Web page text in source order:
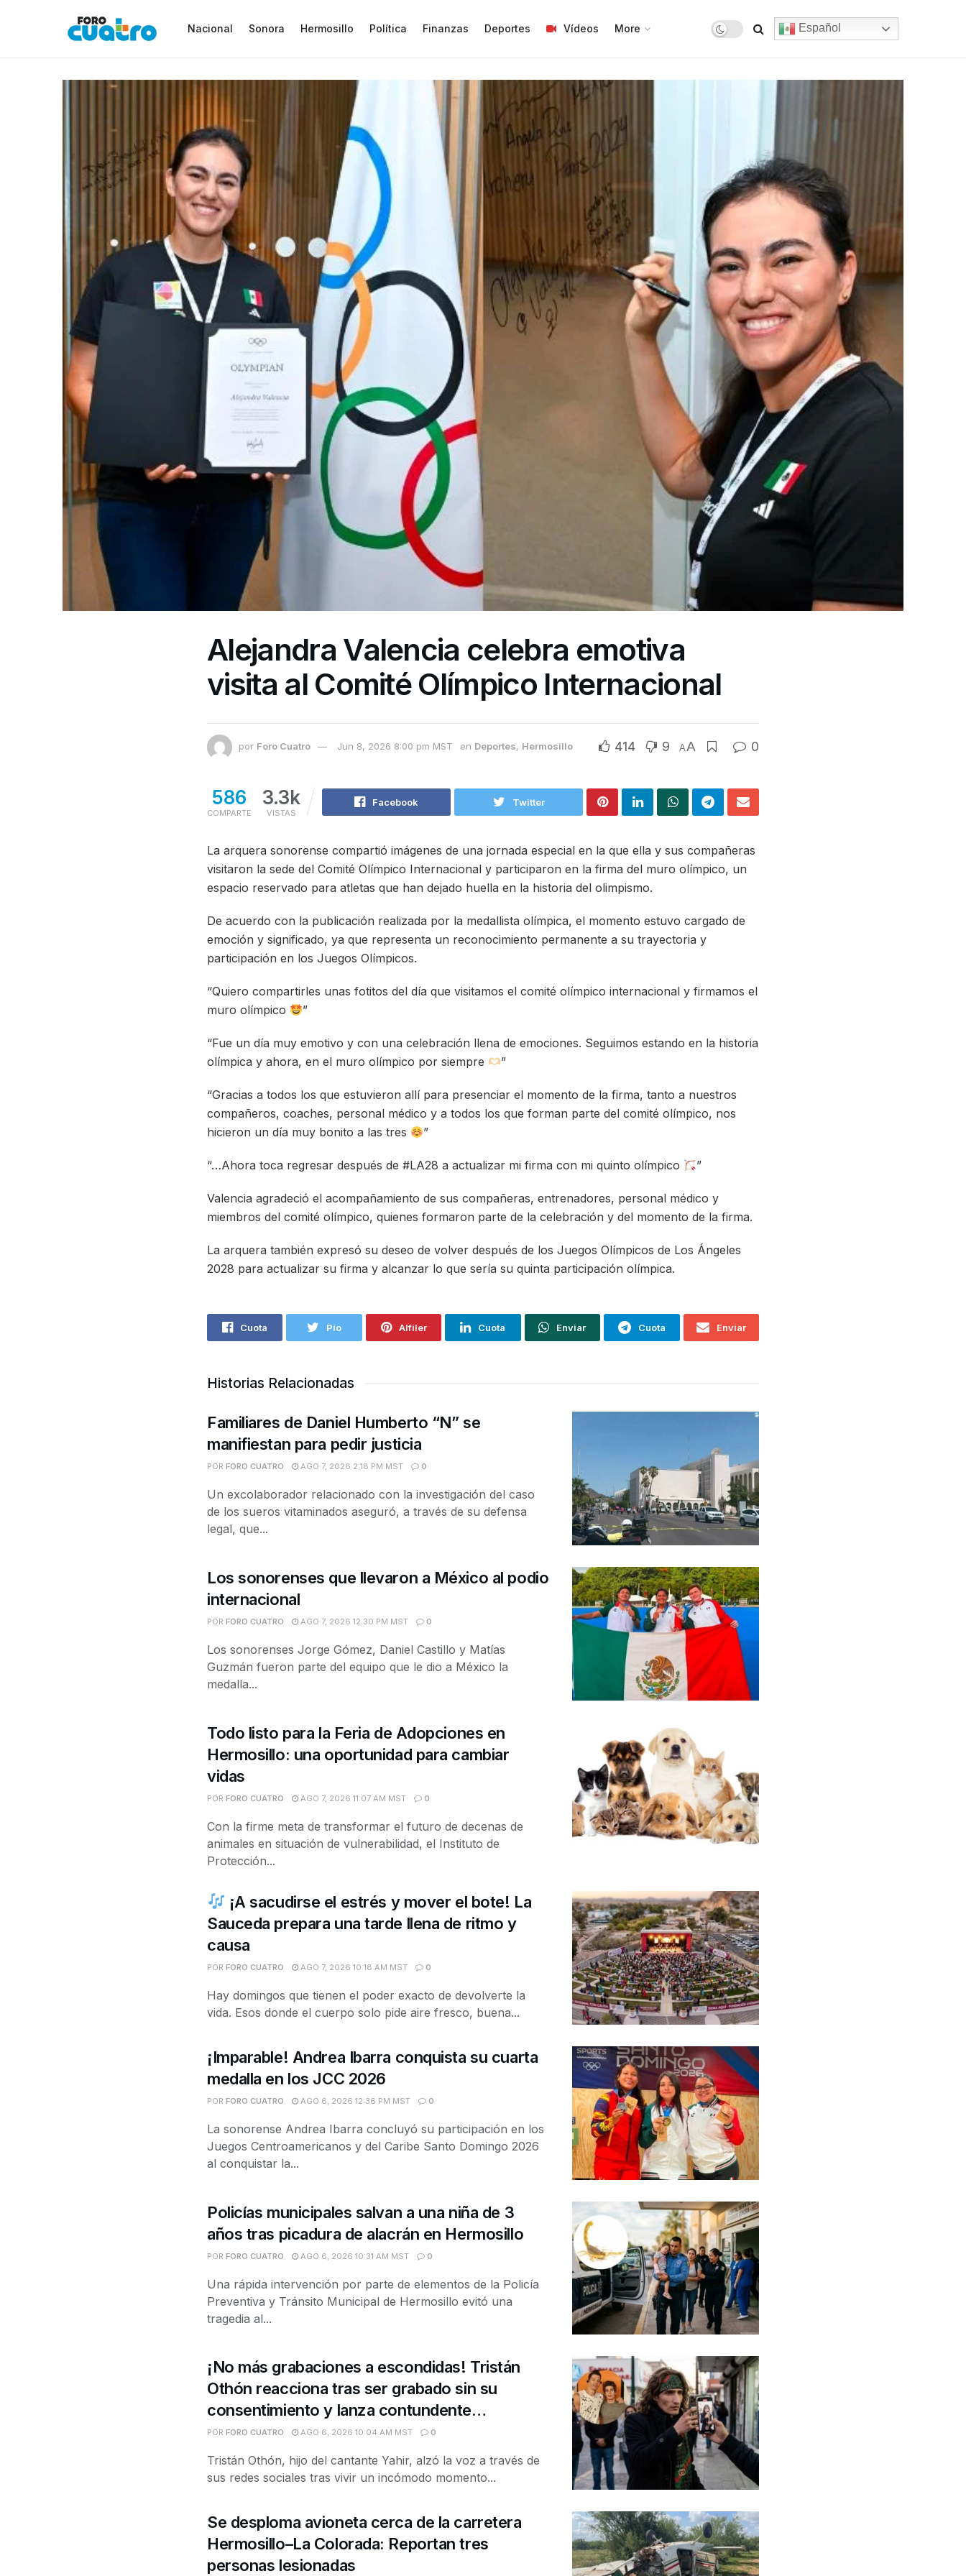
Nacional Sonora Hermosillo Política Finanzas Deportes Vídeos More Español
Alejandra Valencia celebra emotiva
visita al Comité Olímpico Internacional
por Foro Cuatro Jun 8, 2026 8:00 pm MST en Deportes, Hermosillo 414 9 AA 0
586
COMPARTE
3.3k
VISTAS
Facebook Twitter
La arquera sonorense compartió imágenes de una jornada especial en la que ella y sus compañeras
visitaron la sede del Comité Olímpico Internacional y participaron en la firma del muro olímpico, un
espacio reservado para atletas que han dejado huella en la historia del olimpismo.
De acuerdo con la publicación realizada por la medallista olímpica, el momento estuvo cargado de
emoción y significado, ya que representa un reconocimiento permanente a su trayectoria y
participación en los Juegos Olímpicos.
“Quiero compartirles unas fotitos del día que visitamos el comité olímpico internacional y firmamos el
muro olímpico
”
“Fue un día muy emotivo y con una celebración llena de emociones. Seguimos estando en la historia
olímpica y ahora, en el muro olímpico por siempre
”
“Gracias a todos los que estuvieron allí para presenciar el momento de la firma, tanto a nuestros
compañeros, coaches, personal médico y a todos los que forman parte del comité olímpico, nos
hicieron un día muy bonito a las tres
”
“…Ahora toca regresar después de #LA28 a actualizar mi firma con mi quinto olímpico ”
Valencia agradeció el acompañamiento de sus compañeras, entrenadores, personal médico y
miembros del comité olímpico, quienes formaron parte de la celebración y del momento de la firma.
La arquera también expresó su deseo de volver después de los Juegos Olímpicos de Los Ángeles
2028 para actualizar su firma y alcanzar lo que sería su quinta participación olímpica.
Cuota Pío Alfiler Cuota Enviar Cuota Enviar
Historias Relacionadas
Familiares de Daniel Humberto “N” se
manifiestan para pedir justicia
POR FORO CUATRO AGO 7, 2026 2:18 PM MST 0
Un excolaborador relacionado con la investigación del caso
de los sueros vitaminados aseguró, a través de su defensa
legal, que...
Los sonorenses que llevaron a México al podio
internacional
POR FORO CUATRO AGO 7, 2026 12:30 PM MST 0
Los sonorenses Jorge Gómez, Daniel Castillo y Matías
Guzmán fueron parte del equipo que le dio a México la
medalla...
Todo listo para la Feria de Adopciones en
Hermosillo: una oportunidad para cambiar
vidas
POR FORO CUATRO AGO 7, 2026 11:07 AM MST 0
Con la firme meta de transformar el futuro de decenas de
animales en situación de vulnerabilidad, el Instituto de
Protección...
¡A sacudirse el estrés y mover el bote! La
Sauceda prepara una tarde llena de ritmo y
causa
POR FORO CUATRO AGO 7, 2026 10:18 AM MST 0
Hay domingos que tienen el poder exacto de devolverte la
vida. Esos donde el cuerpo solo pide aire fresco, buena...
¡Imparable! Andrea Ibarra conquista su cuarta
medalla en los JCC 2026
POR FORO CUATRO AGO 6, 2026 12:36 PM MST 0
La sonorense Andrea Ibarra concluyó su participación en los
Juegos Centroamericanos y del Caribe Santo Domingo 2026
al conquistar la...
Policías municipales salvan a una niña de 3
años tras picadura de alacrán en Hermosillo
POR FORO CUATRO AGO 6, 2026 10:31 AM MST 0
Una rápida intervención por parte de elementos de la Policía
Preventiva y Tránsito Municipal de Hermosillo evitó una
tragedia al...
¡No más grabaciones a escondidas! Tristán
Othón reacciona tras ser grabado sin su
consentimiento y lanza contundente
advertencia
POR FORO CUATRO AGO 6, 2026 10:04 AM MST 0
Tristán Othón, hijo del cantante Yahir, alzó la voz a través de
sus redes sociales tras vivir un incómodo momento...
Se desploma avioneta cerca de la carretera
Hermosillo–La Colorada: Reportan tres
personas lesionadas